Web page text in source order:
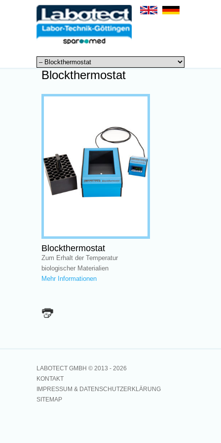
Blockthermostat
Blockthermostat
Zum Erhalt der Temperatur
biologischer Materialien
Mehr Informationen
LABOTECT GMBH © 2013 - 2026
KONTAKT
IMPRESSUM & DATENSCHUTZERKLÄRUNG
SITEMAP